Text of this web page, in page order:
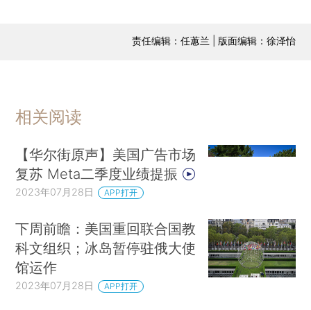
责任编辑：任蕙兰 | 版面编辑：徐泽怡
相关阅读
【华尔街原声】美国广告市场
复苏 Meta二季度业绩提振
2023年07月28日 APP打开
下周前瞻：美国重回联合国教
科文组织；冰岛暂停驻俄大使
馆运作
2023年07月28日 APP打开